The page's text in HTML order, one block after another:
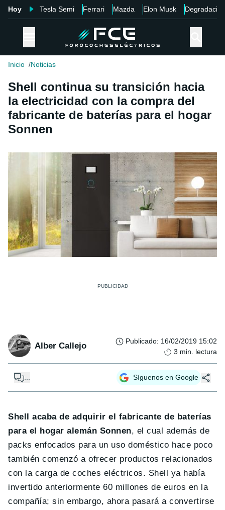
Hoy Tesla Semi Ferrari Mazda Elon Musk Degradación
Inicio Noticias
Shell continua su transición hacia
la electricidad con la compra del
fabricante de baterías para el hogar
Sonnen
Alber Callejo Publicado: 16/02/2019 15:02
3 min. lectura
... Síguenos en Google
Shell acaba de adquirir el fabricante de baterías
para el hogar alemán Sonnen, el cual además de
packs enfocados para un uso doméstico hace poco
también comenzó a ofrecer productos relacionados
con la carga de coches eléctricos. Shell ya había
invertido anteriormente 60 millones de euros en la
compañía; sin embargo, ahora pasará a convertirse